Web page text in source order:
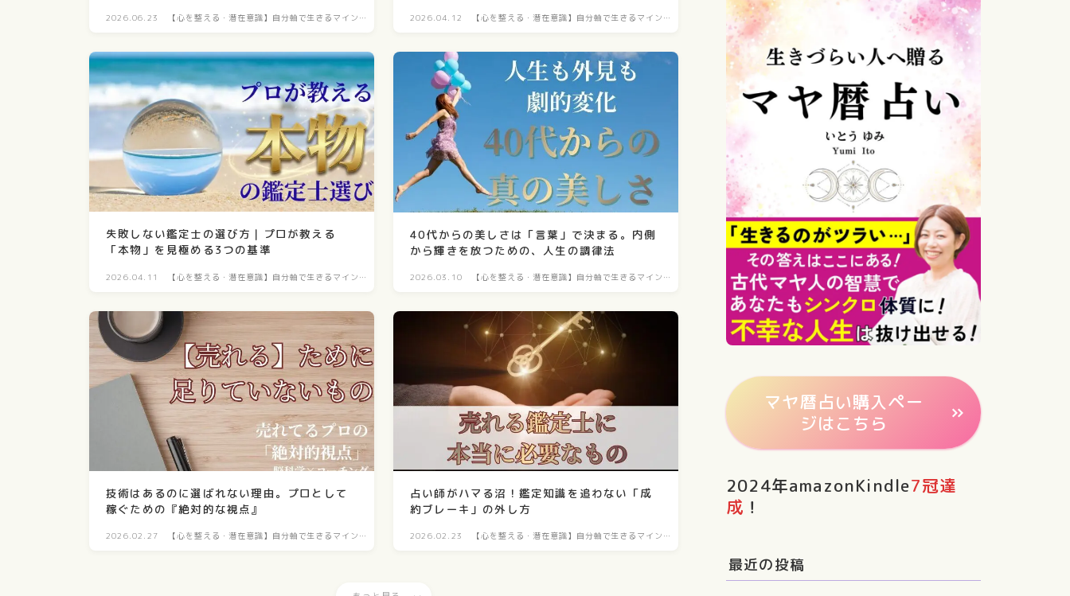
2026.06.23
【心を整える・潜在意識】自分軸で生きるマイン
2026.04.12
【心を整える・潜在意識】自分軸で生きるマイン
失敗しない鑑定士の選び方｜プロが教える
「本物」を見極める3つの基準
2026.04.11
【心を整える・潜在意識】自分軸で生きるマイン
40代からの美しさは「言葉」で決まる。内側
から輝きを放つための、人生の調律法
2026.03.10
【心を整える・潜在意識】自分軸で生きるマイン
技術はあるのに選ばれない理由。プロとして
稼ぐための『絶対的な視点』
2026.02.27
【心を整える・潜在意識】自分軸で生きるマイン
占い師がハマる沼！鑑定知識を追わない「成
約ブレーキ」の外し方
2026.02.23
【心を整える・潜在意識】自分軸で生きるマイン
マヤ暦占い購入ペー
ジはこちら
2024年amazonKindle7冠達
成 ！
最近の投稿